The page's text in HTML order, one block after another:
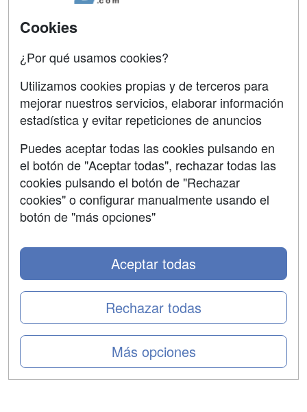
Acceso Centros
Contactar
Confidencialidad
Aviso legal
Copyleft
Cookies
¿Por qué usamos cookies?
Utilizamos cookies propias y de terceros para
mejorar nuestros servicios, elaborar información
estadística y evitar repeticiones de anuncios
Puedes aceptar todas las cookies pulsando en
el botón de "Aceptar todas", rechazar todas las
cookies pulsando el botón de "Rechazar
cookies" o configurar manualmente usando el
botón de "más opciones"
Más opciones
Rechazar todas
Aceptar todas